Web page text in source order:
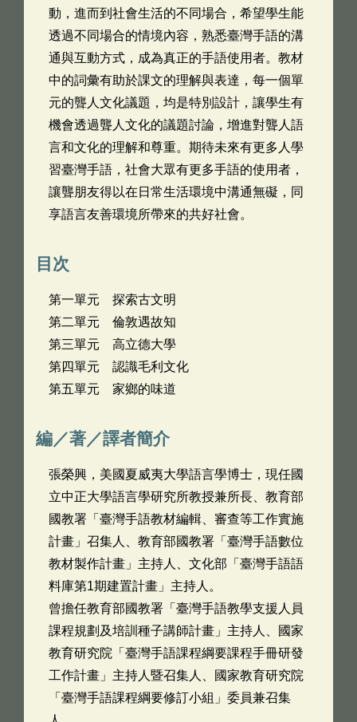
動，進而到社會生活的不同場合，希望學生能
透過不同場合的情境內容，熟悉臺灣手語的溝
通與互動方式，成為真正的手語使用者。教材
中的詞彙有助於課文的理解與表達，每一個單
元的聾人文化議題，均是特別設計，讓學生有
機會透過聾人文化的議題討論，增進對聾人語
言和文化的理解和尊重。期待未來有更多人學
習臺灣手語，社會大眾有更多手語的使用者，
讓聾朋友得以在日常生活環境中溝通無礙，同
享語言友善環境所帶來的共好社會。
目次
第一單元 探索古文明
第二單元 倫敦遇故知
第三單元 高立德大學
第四單元 認識毛利文化
第五單元 家鄉的味道
編／著／譯者簡介
張榮興，美國夏威夷大學語言學博士，現任國
立中正大學語言學研究所教授兼所長、教育部
國教署「臺灣手語教材編輯、審查等工作實施
計畫」召集人、教育部國教署「臺灣手語數位
教材製作計畫」主持人、文化部「臺灣手語語
料庫第1期建置計畫」主持人。
曾擔任教育部國教署「臺灣手語教學支援人員
課程規劃及培訓種子講師計畫」主持人、國家
教育研究院「臺灣手語課程綱要課程手冊研發
工作計畫」主持人暨召集人、國家教育研究院
「臺灣手語課程綱要修訂小組」委員兼召集